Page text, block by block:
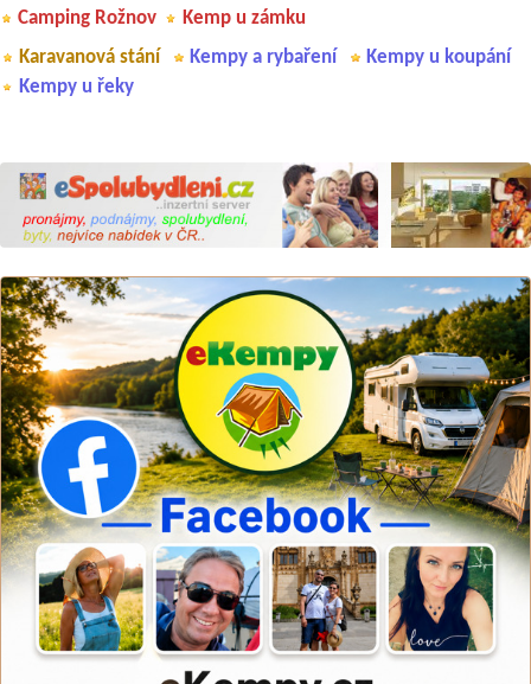
Camping Rožnov
Kemp u zámku
Karavanová stání
Kempy a rybaření
Kempy u koupání
Kempy u řeky